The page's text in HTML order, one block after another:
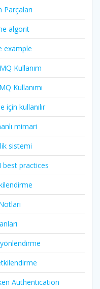
algorit
example
Kullanım
Kullanımı
kullanılır
mimari
sistemi
best practices
Authentication